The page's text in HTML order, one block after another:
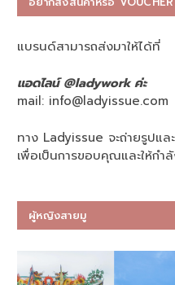
แบรนด์สามารถส่งมาให้ได้ที่
แอดไลน์ @ladywork ค่ะ
mail: info@ladyissue.com
ทาง Ladyissue จะถ่ายรูปแ
เพื่อเป็นการขอบคุณและให้กำ
ผู้หญิงสายมู